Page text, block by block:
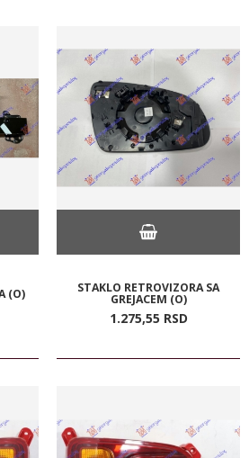
(O) STAKLO RETROVIZORA SA
GREJACEM (O)
1.275,55 RSD